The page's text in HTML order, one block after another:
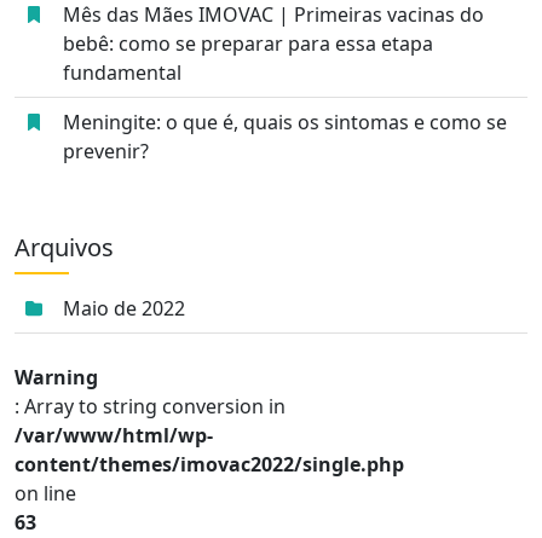
Mês das Mães IMOVAC | Primeiras vacinas do
bebê: como se preparar para essa etapa
fundamental
Meningite: o que é, quais os sintomas e como se
prevenir?
Arquivos
Maio de 2022
Warning
: Array to string conversion in
/var/www/html/wp-
content/themes/imovac2022/single.php
on line
63